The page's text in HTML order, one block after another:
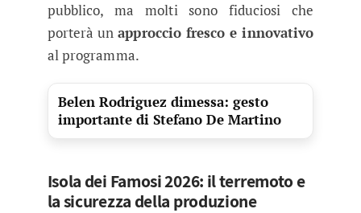
pubblico, ma molti sono fiduciosi che
porterà unapproccio fresco e innovativo
al programma.
Belen Rodriguez dimessa: gesto
importante di Stefano De Martino
Isola dei Famosi 2026: il terremoto e
la sicurezza della produzione